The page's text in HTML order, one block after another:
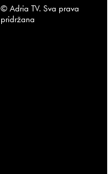
© Adria TV. Sva prava
pridržana